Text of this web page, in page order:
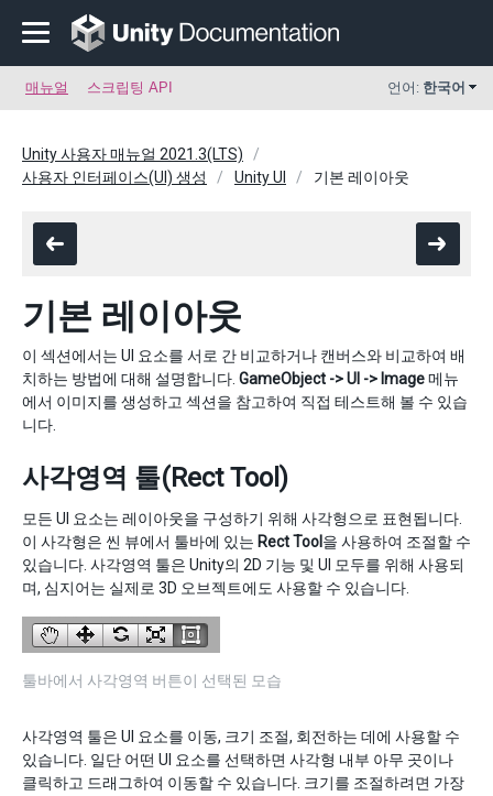
매뉴얼 스크립팅 API 언어: 한국어
Unity 사용자 매뉴얼 2021.3(LTS)
사용자 인터페이스(UI) 생성
Unity UI 기본 레이아웃
기본 레이아웃
이 섹션에서는 UI 요소를 서로 간 비교하거나 캔버스와 비교하여 배
치하는 방법에 대해 설명합니다. GameObject -> UI -> Image메뉴
에서 이미지를 생성하고 섹션을 참고하여 직접 테스트해 볼 수 있습
니다.
사각영역 툴(Rect Tool)
모든 UI 요소는 레이아웃을 구성하기 위해 사각형으로 표현됩니다.
이 사각형은 씬 뷰에서 툴바에 있는 Rect Tool 을 사용하여 조절할 수
있습니다. 사각영역 툴은 Unity의 2D 기능 및 UI 모두를 위해 사용되
며, 심지어는 실제로 3D 오브젝트에도 사용할 수 있습니다.
툴바에서 사각영역 버튼이 선택된 모습
사각영역 툴은 UI 요소를 이동, 크기 조절, 회전하는 데에 사용할 수
있습니다. 일단 어떤 UI 요소를 선택하면 사각형 내부 아무 곳이나
클릭하고 드래그하여 이동할 수 있습니다. 크기를 조절하려면 가장